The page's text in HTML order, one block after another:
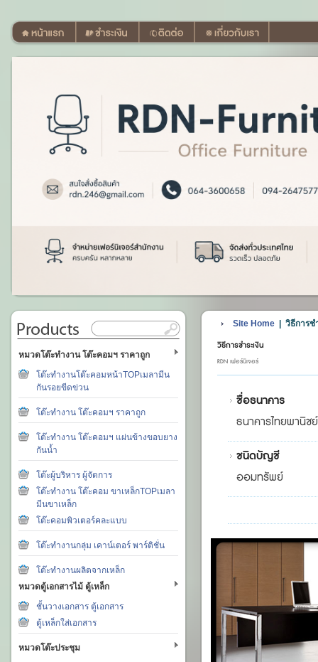
หมวดโต๊ะทำงาน โต๊ะคอมฯ ราคาถูก
โต๊ะทำงานโต๊ะคอมหน้าTOPเมลามีน
กันรอยขีดข่วน
โต๊ะทำงาน โต๊ะคอมฯ ราคาถูก
โต๊ะทำงาน โต๊ะคอมฯ แผ่นข้างขอบยาง
กันน้ำ
โต๊ะผู้บริหาร ผู้จัดการ
โต๊ะทำงาน โต๊ะคอม ขาเหล็กTOPเมลา
มีนขาเหล็ก
โต๊ะคอมพิวเตอร์คละแบบ
โต๊ะทำงานกลุ่ม เคาน์เตอร์ พาร์ติชั่น
โต๊ะทำงานผลิตจากเหล็ก
หมวดตู้เอกสารไม้ ตู้เหล็ก
ชั้นวางเอกสาร ตู้เอกสาร
ตู้เหล็กใส่เอกสาร
หมวดโต๊ะประชุม
Site Home | วิธีการช
วิธีการชำระเงิน
RDN เฟอร์นิเจอร์
ชื่อธนาคาร
ธนาคารไทยพานิชย์
ชนิดบัญชี
ออมทรัพย์